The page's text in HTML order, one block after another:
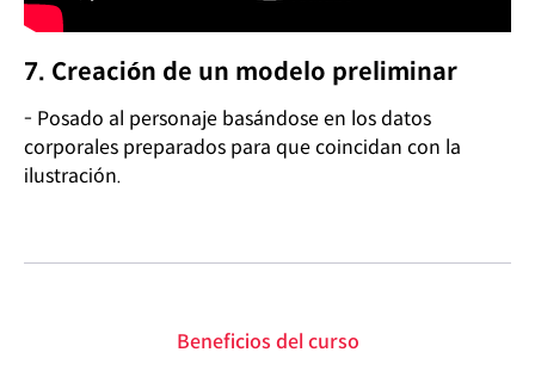
7. Creación de un modelo preliminar
- Posado al personaje basándose en los datos
corporales preparados para que coincidan con la
ilustración.
Beneficios del curso